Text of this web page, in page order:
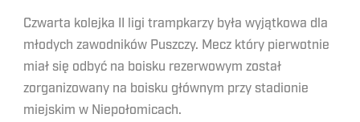
Czwarta kolejka II ligi trampkarzy była wyjątkowa dla
młodych zawodników Puszczy. Mecz który pierwotnie
miał się odbyć na boisku rezerwowym został
zorganizowany na boisku głównym przy stadionie
miejskim w Niepołomicach.